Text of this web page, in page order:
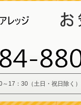
17：30（土日・祝日除く）